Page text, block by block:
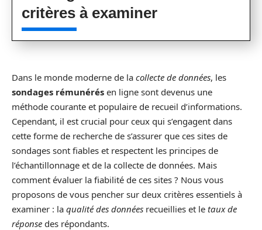
critères à examiner
Dans le monde moderne de la collecte de données, les
sondages rémunérés en ligne sont devenus une
méthode courante et populaire de recueil d’informations.
Cependant, il est crucial pour ceux qui s’engagent dans
cette forme de recherche de s’assurer que ces sites de
sondages sont fiables et respectent les principes de
l’échantillonnage et de la collecte de données. Mais
comment évaluer la fiabilité de ces sites ? Nous vous
proposons de vous pencher sur deux critères essentiels à
examiner : la qualité des données recueillies et le taux de
réponse des répondants.